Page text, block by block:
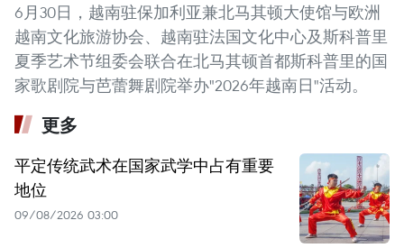
6月30日，越南驻保加利亚兼北马其顿大使馆与欧洲
越南文化旅游协会、越南驻法国文化中心及斯科普里
夏季艺术节组委会联合在北马其顿首都斯科普里的国
家歌剧院与芭蕾舞剧院举办"2026年越南日"活动。
更多
平定传统武术在国家武学中占有重要
地位
09/08/2026 03:00